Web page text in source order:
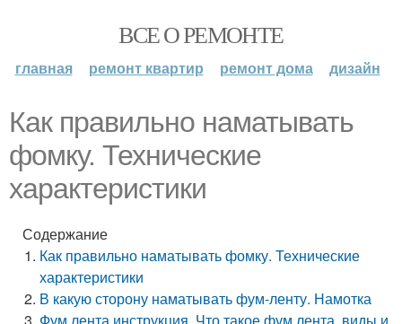
ВСЕ О РЕМОНТЕ
главная ремонт квартир ремонт дома дизайн
Как правильно наматывать
фомку. Технические
характеристики
Содержание
Как правильно наматывать фомку. Технические
характеристики
В какую сторону наматывать фум-ленту. Намотка